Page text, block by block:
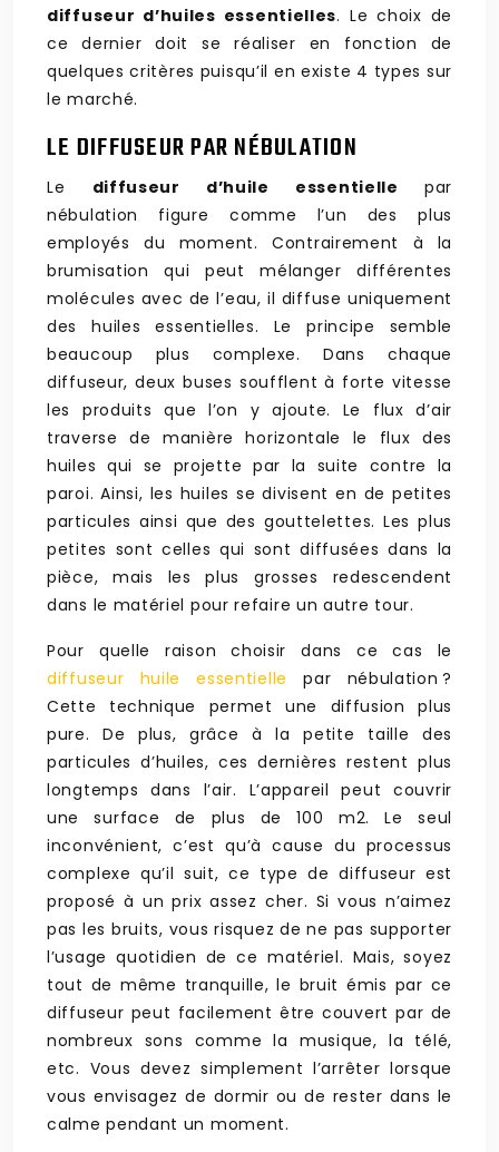
diffuseur d’huiles essentielles. Le choix de
ce dernier doit se réaliser en fonction de
quelques critères puisqu’il en existe 4 types sur
le marché.
LE DIFFUSEUR PAR NÉBULATION
Le diffuseur d’huile essentielle par
nébulation figure comme l’un des plus
employés du moment. Contrairement à la
brumisation qui peut mélanger différentes
molécules avec de l’eau, il diffuse uniquement
des huiles essentielles. Le principe semble
beaucoup plus complexe. Dans chaque
diffuseur, deux buses soufflent à forte vitesse
les produits que l’on y ajoute. Le flux d’air
traverse de manière horizontale le flux des
huiles qui se projette par la suite contre la
paroi. Ainsi, les huiles se divisent en de petites
particules ainsi que des gouttelettes. Les plus
petites sont celles qui sont diffusées dans la
pièce, mais les plus grosses redescendent
dans le matériel pour refaire un autre tour.
Pour quelle raison choisir dans ce cas le
diffuseur huile essentielle par nébulation ?
Cette technique permet une diffusion plus
pure. De plus, grâce à la petite taille des
particules d’huiles, ces dernières restent plus
longtemps dans l’air. L’appareil peut couvrir
une surface de plus de 100 m2. Le seul
inconvénient, c’est qu’à cause du processus
complexe qu’il suit, ce type de diffuseur est
proposé à un prix assez cher. Si vous n’aimez
pas les bruits, vous risquez de ne pas supporter
l’usage quotidien de ce matériel. Mais, soyez
tout de même tranquille, le bruit émis par ce
diffuseur peut facilement être couvert par de
nombreux sons comme la musique, la télé,
etc. Vous devez simplement l’arrêter lorsque
vous envisagez de dormir ou de rester dans le
calme pendant un moment.